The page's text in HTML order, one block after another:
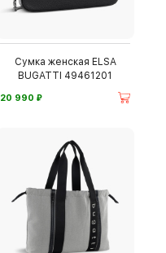
Сумка женская ELSA
BUGATTI 49461201
20 990 ⃏